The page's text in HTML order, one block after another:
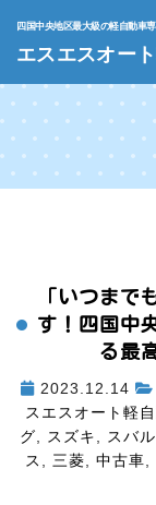
四国中央地区最大級の軽自動車
エスエスオー
「いつまで
す！四国中
る最
2023.12.14
スエスオート軽
グ
スズキ スバル
ス
三菱 中古車